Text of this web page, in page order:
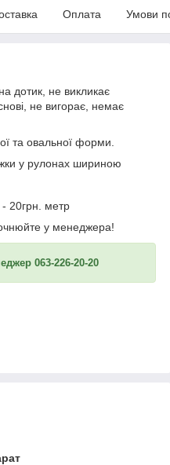
Оплата Умови
дотик, не викликає
не вигорає, немає
та овальної форми.
у рулонах шириною
- 20грн. метр
у менеджера!
063-226-20-20